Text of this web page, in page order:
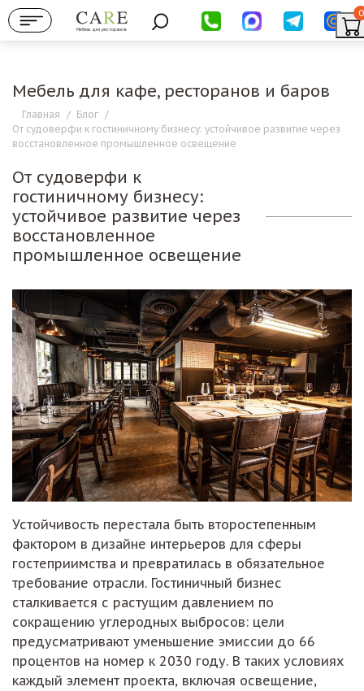
Мебель для ресторанов
0
Мебель для кафе, ресторанов и баров
Главная / Блог /
От судоверфи к гостиничному бизнесу: устойчивое развитие через
восстановленное промышленное освещение
От судоверфи к
гостиничному бизнесу:
устойчивое развитие через
восстановленное
промышленное освещение
Устойчивость перестала быть второстепенным
фактором в дизайне интерьеров для сферы
гостеприимства и превратилась в обязательное
требование отрасли. Гостиничный бизнес
сталкивается с растущим давлением по
сокращению углеродных выбросов: цели
предусматривают уменьшение эмиссии до 66
процентов на номер к 2030 году. В таких условиях
каждый элемент проекта, включая освещение,